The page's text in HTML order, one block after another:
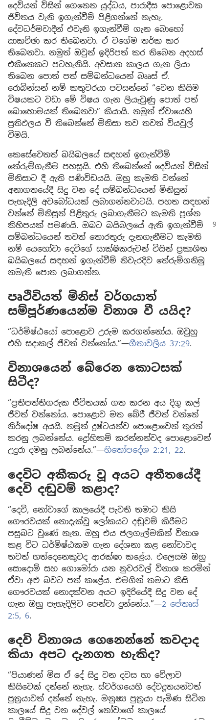
දෙවියන් විසින් ගෙනෙන යුද්ධය, පාරාදීස පොළොවක
ජීවිතය වැනි ඉගැන්වීම් පිළිගන්නේ නැහැ.
දේවධර්මවාදීන් එවැනි ඉගැන්වීම් ගැන බොහෝ
සාකච්ඡා කර තිබෙනවා. ඒ වගේම තර්ක කර
තිබෙනවා. නමුත් ඔවුන් ඉදිරිපත් කර තිබෙන අදහස්
එකිනෙකට පටහැනියි. අවසාන කාලය ගැන ලියා
තිබෙන පොත් පත් සම්බන්ධයෙන් බෲස් ඒ.
රොබින්සන් නම් කතුවරයා පවසන්නේ “වෙන කිසිම
විෂයකට වඩා මේ විෂය ගැන ලියැවුණු පොත් පත්
බොහොමයක් තිබෙනවා” කියායි. නමුත් ඒවායෙහි
ප්‍රතිඵලය වී තිබෙන්නේ මිනිසා තව තවත් වියවුල්
වීමයි.
කෙසේවෙතත් බයිබලයේ සඳහන් ඉගැන්වීම්
තේරුම්ගැනීම පහසුයි. එහි තිබෙන්නේ දෙවියන් විසින්
මිනිසාට දී ඇති පණිවිඩයයි. ඔහු කැමති වන්නේ
අනාගතයේදී සිදු වන දේ සම්බන්ධයෙන් මිනිසුන්
පැහැදිලි අවබෝධයක් ලබාගන්නවාටයි. පහත සඳහන්
වන්නේ මිනිසුන් පිළිතුරු ලබාගැනීමට කැමති ප්‍රශ්න
කිහිපයක් පමණයි. ඔබට බයිබලයේ ඇති ඉගැන්වීම්
සම්බන්ධයෙන් තවත් තොරතුරු දැනගැනීමට කැමති
නම් යෙහෝවා දෙවිගේ සාක්ෂිකරුවන් විසින් ප්‍රකාශිත
බයිබලයේ සඳහන් ඉගැන්වීම් නිවැරදිව තේරුම්ගනිමු
නමැති පොත ලබාගන්න.
පෘථිවියත් මිනිස් වර්ගයාත්
සම්පූර්ණයෙන්ම විනාශ වී යයිද?
“ධර්මිෂ්ඨයෝ පොළොව උරුම කරගන්නෝය. ඔවුහු
එහි සදාකල් ජීවත් වන්නෝය.”—ගීතාවලිය 37:29.
විනාශයෙන් බේරෙන කොටසක්
සිටීද?
“ප්‍රතිපත්තිගරුක ජීවිතයක් ගත කරන අය දිගු කල්
ජීවත් වන්නෝය. පොළොව මත බේරී ජීවත් වන්නේ
නිර්දෝෂ අයයි. නමුත් දුෂ්ටයන්ව පොළොවෙන් තුරන්
කරනු ලබන්නේය. ද්‍රෝහිකම් කරන්නන්වද පොළොවෙන්
උදුරා දමනු ලබන්නේය.”—හිතෝපදේශ 2:21, 22.
දෙවිට අකීකරු වූ අයට අතීතයේදී
දෙවි දඬුවම් කළාද?
“දෙවි, නෝවාගේ කාලයේදී පැවති තමාට කිසි
ගෞරවයක් නොදැක්වූ ලෝකයට දඬුවම් කිරීමට
පසුබට වුණේ නැත. ඔහු එය ජලගැල්මකින් විනාශ
කළ විට ධර්මිෂ්ඨකම ගැන දේශනා කළ නෝවාවද
තවත් හත්දෙනෙකුවද ආරක්ෂා කළේය. එලෙසම ඔහු
සොදොම් සහ ගොමෝරා යන නුවරවල් විනාශ කරමින්
ඒවා අළු බවට පත් කළේය. එමගින් තමාට කිසි
ගෞරවයක් නොදක්වන අයට ඉදිරියේදී සිදු වන දේ
ගැන ඔහු පැහැදිලිව පෙන්වා දුන්නේය.”—2 පේතෘස්
2:5, 6.
දෙවි විනාශය ගෙනෙන්නේ කවදාද
කියා අපට දැනගත හැකිද?
“පියාණන් මිස ඒ දේ සිදු වන දවස හා වේලාව
කිසිවෙක් දන්නේ නැහැ. ස්වර්ගයෙහි දේවදූතයන්වත්
පුත්‍රයාවත් දන්නේ නැහැ. මනුෂ්‍ය පුත්‍රයා පැමිණ සිටින
කාලයේ සිදු වන දේවල් නෝවාගේ කාලයේ